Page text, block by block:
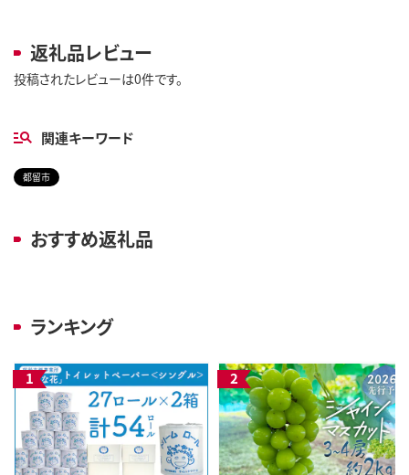
返礼品レビュー
投稿されたレビューは0件です。
関連キーワード
都留市
おすすめ返礼品
ランキング